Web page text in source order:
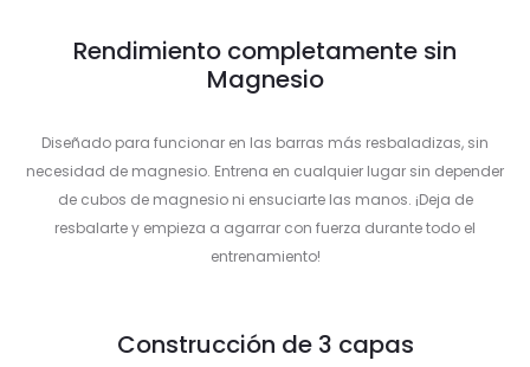
Rendimiento completamente sin
Magnesio
Diseñado para funcionar en las barras más resbaladizas, sin
necesidad de magnesio. Entrena en cualquier lugar sin depender
de cubos de magnesio ni ensuciarte las manos. ¡Deja de
resbalarte y empieza a agarrar con fuerza durante todo el
entrenamiento!
Construcción de 3 capas